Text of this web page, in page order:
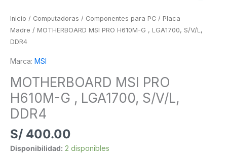
Inicio / Computadoras / Componentes para PC / Placa
Madre / MOTHERBOARD MSI PRO H610M-G , LGA1700, S/V/L,
DDR4
Marca: MSI
MOTHERBOARD MSI PRO
H610M-G , LGA1700, S/V/L,
DDR4
S/ 400.00
Disponibilidad: 2 disponibles
H610M-
G
,
S/V/L,
cantidad